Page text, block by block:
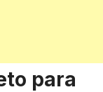
para